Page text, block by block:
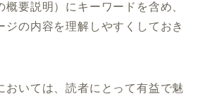
概要説明）にキーワードを含め、
ジの内容を理解しやすくしておき
おいては、読者にとって有益で魅